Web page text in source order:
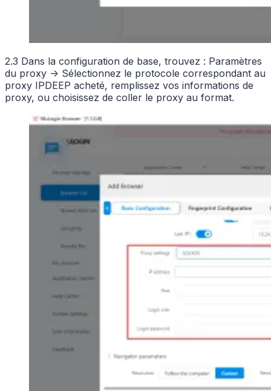
2.3 Dans la configuration de base, trouvez : Paramètres
du proxy -> Sélectionnez le protocole correspondant au
proxy IPDEEP acheté, remplissez vos informations de
proxy, ou choisissez de coller le proxy au format.